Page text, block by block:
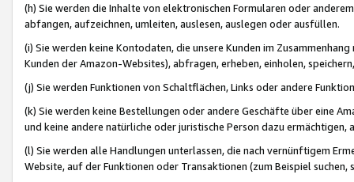
(h) Sie werden die Inhalte von elektronischen Formularen oder
abfangen, aufzeichnen, umleiten, auslesen, auslegen oder ausfüllen.
(i) Sie werden keine Kontodaten, die unsere Kunden im
Kunden der Amazon-Websites), abfragen, erheben, einholen,
(j) Sie werden Funktionen von Schaltflächen, Links oder andere
(k) Sie werden keine Bestellungen oder andere Geschäfte über eine
und keine andere natürliche oder juristische Person dazu
(l) Sie werden alle Handlungen unterlassen, die nach vernünftigem
Website, auf der Funktionen oder Transaktionen (zum Beispiel